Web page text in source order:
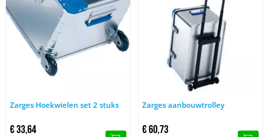
Afbeelding Zarges Hoekwielen set 2 stuks
Zarges Hoekwielen set 2 stuks
€33,64
Afbeelding Zarges aanbouwtrolley
Zarges aanbouwtrolley
€60,73